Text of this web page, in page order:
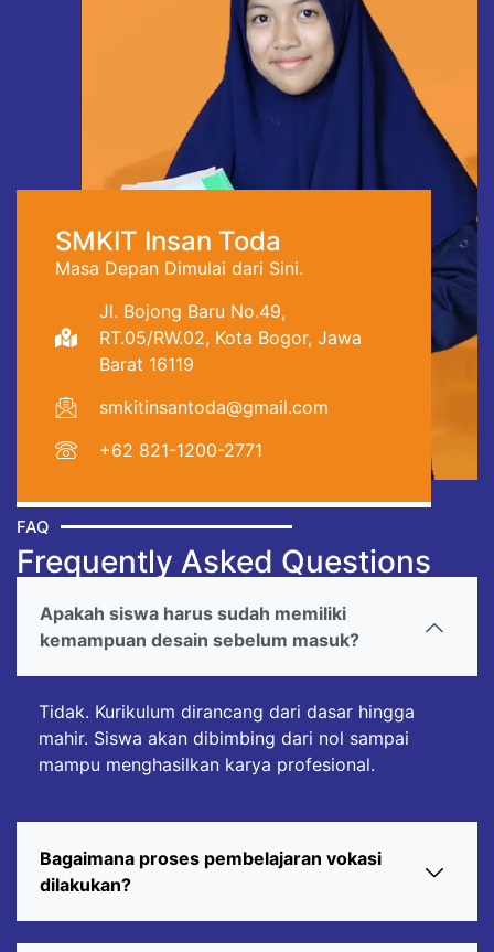
SMKIT Insan Toda
Masa Depan Dimulai dari Sini.
Jl. Bojong Baru No.49,
RT.05/RW.02, Kota Bogor, Jawa
Barat 16119
smkitinsantoda@gmail.com
+62 821-1200-2771
FAQ
Frequently Asked Questions
Apakah siswa harus sudah memiliki
kemampuan desain sebelum masuk?
Tidak. Kurikulum dirancang dari dasar hingga
mahir. Siswa akan dibimbing dari nol sampai
mampu menghasilkan karya profesional.
Bagaimana proses pembelajaran vokasi
dilakukan?